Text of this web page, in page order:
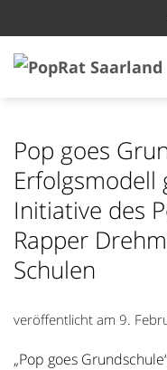
Pop goes
Erfolgsmodell
Initiative des
Rapper
Schulen
veröffentlicht am 9.
„Pop goes